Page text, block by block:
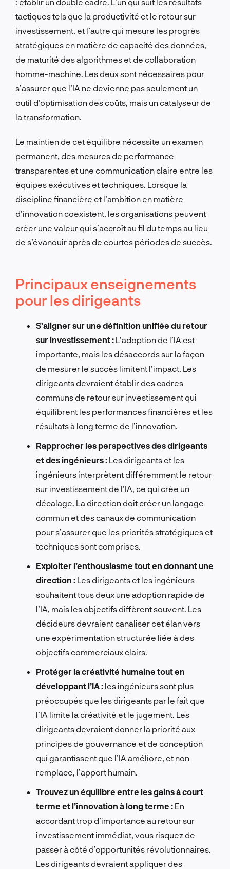
tactiques tels que la productivité et le retour sur
investissement, et l’autre qui mesure les progrès
stratégiques en matière de capacité des données,
de maturité des algorithmes et de collaboration
homme-machine. Les deux sont nécessaires pour
s’assurer que l’IA ne devienne pas seulement un
outil d’optimisation des coûts, mais un catalyseur de
la transformation.
Le maintien de cet équilibre nécessite un examen
permanent, des mesures de performance
transparentes et une communication claire entre les
équipes exécutives et techniques. Lorsque la
discipline financière et l’ambition en matière
d’innovation coexistent, les organisations peuvent
créer une valeur qui s’accroît au fil du temps au lieu
de s’évanouir après de courtes périodes de succès.
Principaux enseignements
pour les dirigeants
S’aligner sur une définition unifiée du retour
sur investissement : L’adoption de l’IA est
importante, mais les désaccords sur la façon
de mesurer le succès limitent l’impact. Les
dirigeants devraient établir des cadres
communs de retour sur investissement qui
équilibrent les performances financières et les
résultats à long terme de l’innovation.
Rapprocher les perspectives des dirigeants
et des ingénieurs : Les dirigeants et les
ingénieurs interprètent différemment le retour
sur investissement de l’IA, ce qui crée un
décalage. La direction doit créer un langage
commun et des canaux de communication
pour s’assurer que les priorités stratégiques et
techniques sont comprises.
Exploiter l’enthousiasme tout en donnant une
direction : Les dirigeants et les ingénieurs
souhaitent tous deux une adoption rapide de
l’IA, mais les objectifs diffèrent souvent. Les
décideurs devraient canaliser cet élan vers
une expérimentation structurée liée à des
objectifs commerciaux clairs.
Protéger la créativité humaine tout en
développant l’IA : les ingénieurs sont plus
préoccupés que les dirigeants par le fait que
l’IA limite la créativité et le jugement. Les
dirigeants devraient donner la priorité aux
principes de gouvernance et de conception
qui garantissent que l’IA améliore, et non
remplace, l’apport humain.
Trouvez un équilibre entre les gains à court
terme et l’innovation à long terme : En
accordant trop d’importance au retour sur
investissement immédiat, vous risquez de
passer à côté d’opportunités révolutionnaires.
Les dirigeants devraient appliquer des